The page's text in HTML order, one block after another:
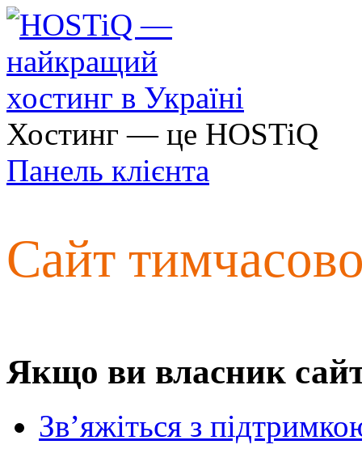
Хостинг — це HOSTiQ
Панель клієнта
Сайт
Якщо ви власник
Зв’яжіться з